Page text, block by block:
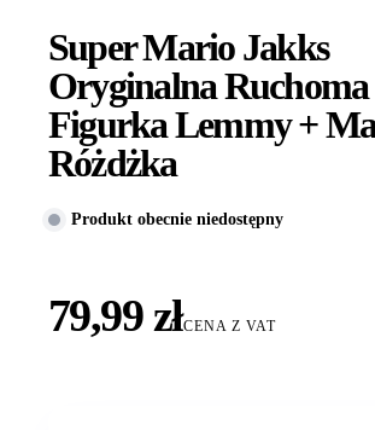
Super Mario Jakks
Oryginalna Ruchoma
Figurka Lemmy +
Różdżka
Produkt obecnie niedostępny
79,99 złCENA Z VAT